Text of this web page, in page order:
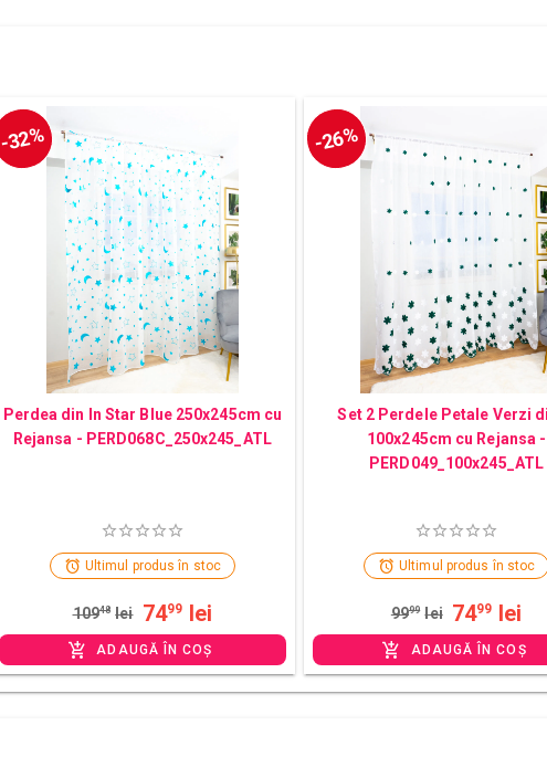
-32%
Perdea din In Star Blue 250x245cm cu
Rejansa - PERD068C_250x245_ATL
Ultimul produs în stoc
10948 lei 7499 lei
ADAUGĂ ÎN COȘ
-26%
Set 2 Perdele Petale Verzi
100x245cm cu Rejansa -
PERD049_100x245_ATL
Ultimul produs în stoc
9999 lei 7499 lei
ADAUGĂ ÎN COȘ